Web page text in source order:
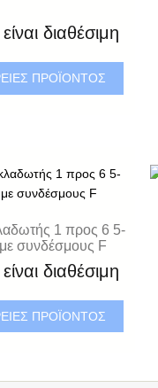
διαθέσιμη
ΠΡΟΪΌΝΤΟΣ
1 προς 6 5-
συνδέσμους F
διαθέσιμη
ΠΡΟΪΌΝΤΟΣ